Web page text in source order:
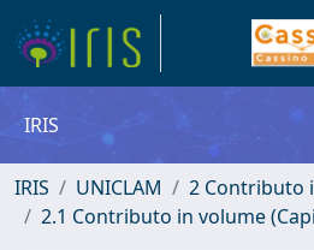
IRIS
IRIS UNICLAM
2 Contributo
2.1 Contributo in volume